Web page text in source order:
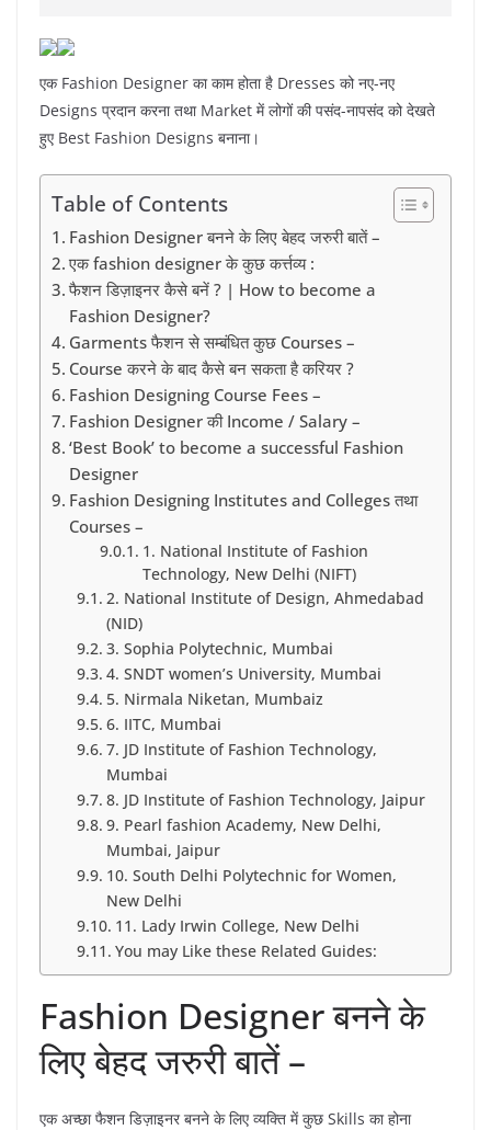
एक Fashion Designer का काम होता है Dresses को नए-नए
Designs प्रदान करना तथा Market में लोगों की पसंद-नापसंद को देखते
हुए Best Fashion Designs बनाना।
Table of Contents
Fashion Designer बनने के लिए बेहद जरुरी बातें –
एक fashion designer के कुछ कर्त्तव्य :
फैशन डिज़ाइनर कैसे बनें ? | How to become a
Fashion Designer?
Garments फैशन से सम्बंधित कुछ Courses –
Course करने के बाद कैसे बन सकता है करियर ?
Fashion Designing Course Fees –
Fashion Designer की Income / Salary –
‘Best Book’ to become a successful Fashion
Designer
Fashion Designing Institutes and Colleges तथा
Courses –
1. National Institute of Fashion
Technology, New Delhi (NIFT)
2. National Institute of Design, Ahmedabad
(NID)
3. Sophia Polytechnic, Mumbai
4. SNDT women’s University, Mumbai
5. Nirmala Niketan, Mumbaiz
6. IITC, Mumbai
7. JD Institute of Fashion Technology,
Mumbai
8. JD Institute of Fashion Technology, Jaipur
9. Pearl fashion Academy, New Delhi,
Mumbai, Jaipur
10. South Delhi Polytechnic for Women,
New Delhi
11. Lady Irwin College, New Delhi
You may Like these Related Guides:
Fashion Designer बनने के
लिए बेहद जरुरी बातें –
एक अच्छा फैशन डिज़ाइनर बनने के लिए व्यक्ति में कुछ Skills का होना